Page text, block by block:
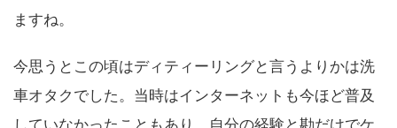
ますね。
今思うとこの頃はディティーリングと言うよりかは洗
車オタクでした。当時はインターネットも今ほど普及
していなかったこともあり、自分の経験と勘だけでケ